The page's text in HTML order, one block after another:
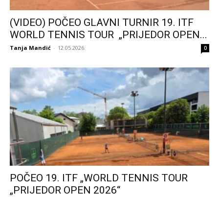
(VIDEO) POČEO GLAVNI TURNIR 19. ITF
WORLD TENNIS TOUR „PRIJEDOR OPEN...
Tanja Mandić - 12.05.2026. 0
POČEO 19. ITF „WORLD TENNIS TOUR
„PRIJEDOR OPEN 2026“